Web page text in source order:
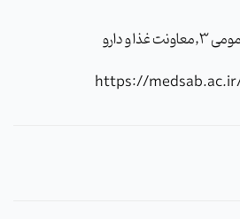
غذا و دارو
https://